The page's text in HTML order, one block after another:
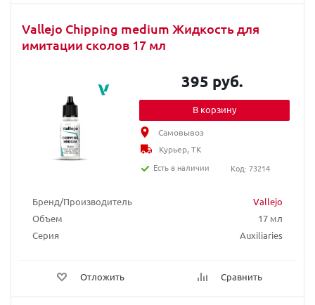
Vallejo Chipping medium Жидкость для
имитации сколов 17 мл
Бренд/Производитель
Vallejo
Объем
17 мл
Серия
Auxiliaries
Отложить Сравнить
395 руб.
В корзину
Самовывоз
Курьер, ТК
Есть в наличии
Код: 73214